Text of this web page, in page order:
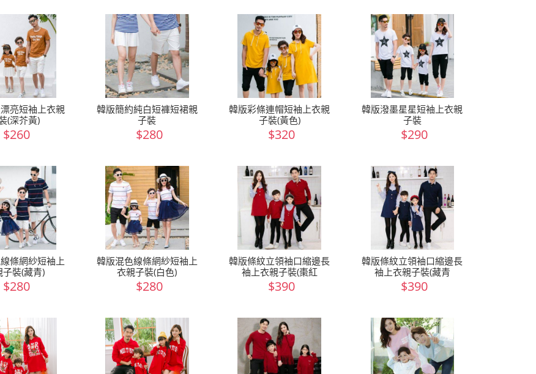
亮短袖上衣親
(深芥黃)
$260
韓版簡約純白短褲短裙親
子裝
$280
韓版彩條連帽短袖上衣親
子裝(黃色)
$320
韓版潑墨星星短袖上衣親
子裝
$290
條網紗短袖上
子裝(藏青)
$280
韓版混色線條網紗短袖上
衣親子裝(白色)
$280
韓版條紋立領袖口縮邊長
袖上衣親子裝(棗紅
$390
韓版條紋立領袖口縮邊長
袖上衣親子裝(藏青
$390